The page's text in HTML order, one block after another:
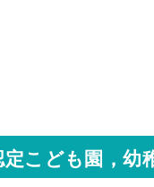
定こども園，幼